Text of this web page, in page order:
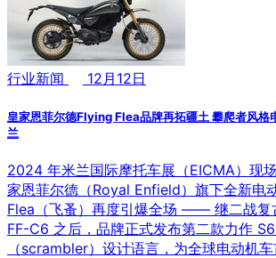
行业新闻 12月12日
皇家恩菲尔德Flying Flea品牌再拓疆土 攀爬者风格
兰
2024 年米兰国际摩托车展（EICMA）现
家恩菲尔德（Royal Enfield）旗下全新电
Flea（飞蚤）再度引爆全场 —— 继二战复
FF-C6 之后，品牌正式发布第二款力作
（scrambler）设计语言，为全球电动机